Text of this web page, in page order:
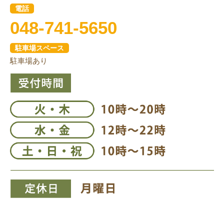
電話
048-741-5650
駐車場スペース
駐車場あり